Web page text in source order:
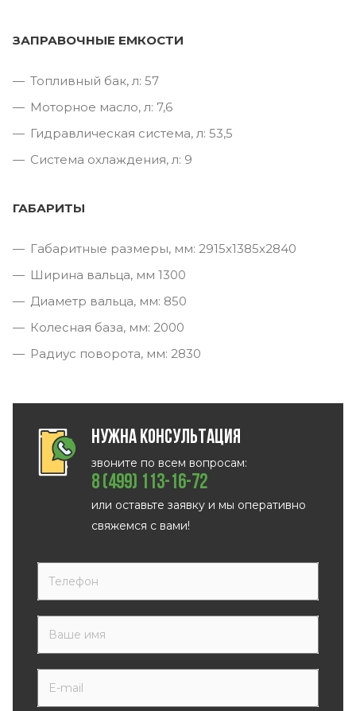
ЗАПРАВОЧНЫЕ ЕМКОСТИ
Топливный бак, л: 57
Моторное масло, л: 7,6
Гидравлическая система, л: 53,5
Система охлаждения, л: 9
ГАБАРИТЫ
Габаритные размеры, мм: 2915х1385х2840
Ширина вальца, мм 1300
Диаметр вальца, мм: 850
Колесная база, мм: 2000
Радиус поворота, мм: 2830
Нужна консультация
звоните по всем вопросам:
8 (499) 113-16-72
или оставьте заявку и мы оперативно
свяжемся с вами!